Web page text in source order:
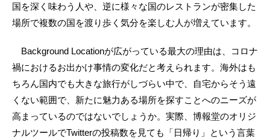
国を深く味わう人や、逆に様々な国のレストランが密集した
場所で複数の国を渡り歩く気分を楽しむ人が増えています。
Background Locationが広がっている最大の理由は、コロナ
禍におけるお出かけ事情の変化だと考えられます。海外はも
ちろん国内でも大きな旅行がしづらい中で、自宅からそう遠
くない範囲で、新たに魅力ある場所を探すことへのニーズが
高まっているのではないでしょうか。実際、博報堂のオリジ
ナルツールでTwitterの投稿数を見ても「日帰り」という言葉